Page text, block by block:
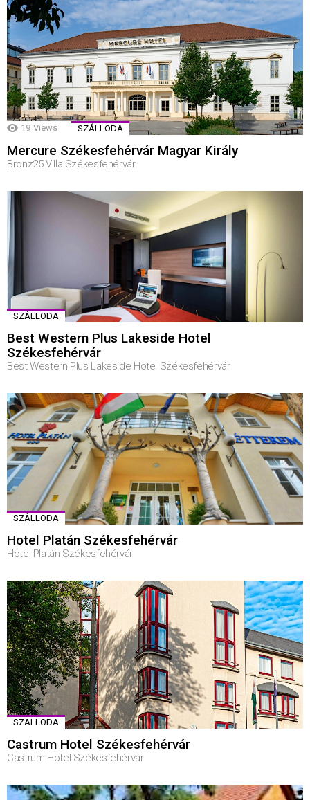
19 Views SZÁLLODA
Mercure Székesfehérvár Magyar Király
Bronz25 Villa Székesfehérvár
SZÁLLODA
Best Western Plus Lakeside Hotel
Székesfehérvár
Best Western Plus Lakeside Hotel Székesfehérvár
SZÁLLODA
Hotel Platán Székesfehérvár
Hotel Platán Székesfehérvár
SZÁLLODA
Castrum Hotel Székesfehérvár
Castrum Hotel Székesfehérvár